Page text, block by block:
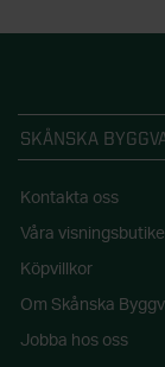
SKÅNSKA
Kontakta oss
Våra
Köpvillkor
Om Skånska
Jobba hos oss